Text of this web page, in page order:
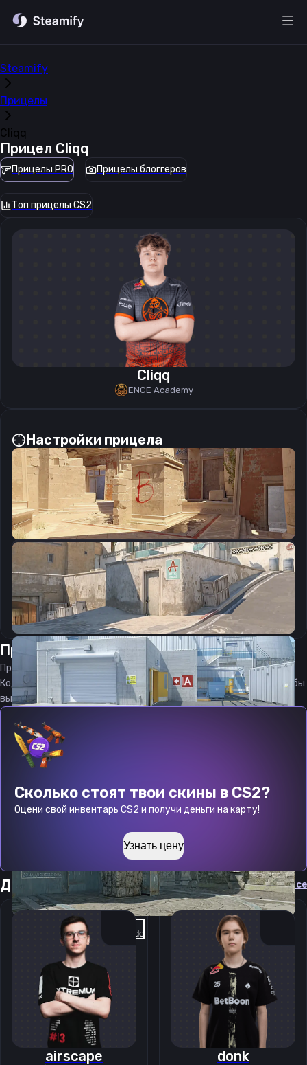
Steamify
Прицелы
Cliqq
Прицел Cliqq
Прицелы PRO Прицелы блоггеров
Топ прицелы CS2
Cliqq
ENCE Academy
Настройки прицела
Previous slide Next slide
CSGO-croAU-w5AJf-JrOzF-TohQB-r8DRE
Скопировать
ПрицелКликот06.08.2026
Прицел Cliqq является актуальным на
06.08.2026
Код прицела
CS 2 стараемся еженедельно обновлять, чтобы
вы могли играть с актуальными настройками игрока.
Сколько стоят твои скины в CS2?
Оцени свой инвентарь CS2 и получи деньги на карту!
Узнать цену
Другие прицелы Cмотреть все
airscape donk